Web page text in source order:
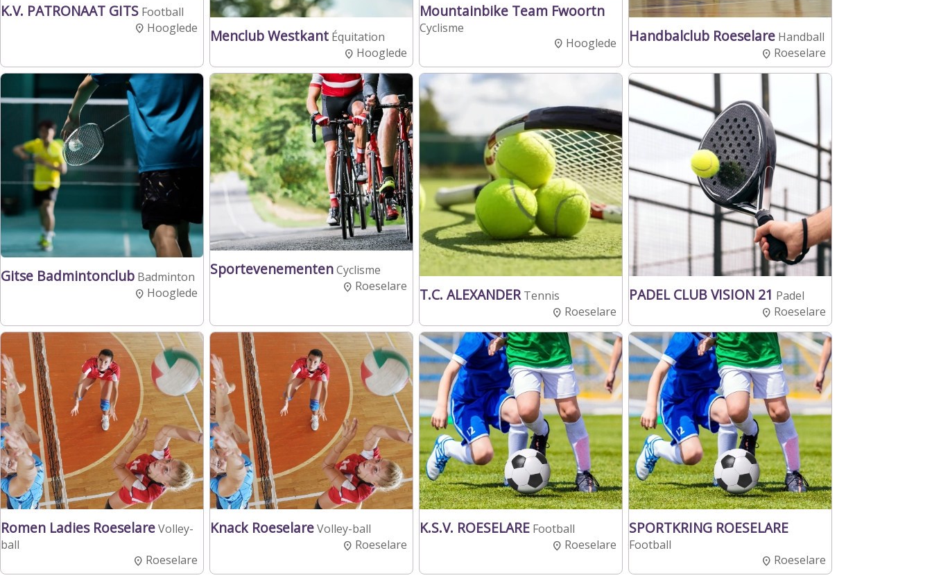
K.V. PATRONAAT GITS Football
Hooglede
Menclub Westkant Équitation
Hooglede
Mountainbike Team Fwoortn
Cyclisme
Hooglede
Handbalclub Roeselare Handball
Roeselare
Gitse Badmintonclub Badminton
Hooglede
SportevenementenCyclisme
Roeselare
T.C. ALEXANDER Tennis
Roeselare
PADEL CLUB VISION 21 Padel
Roeselare
Romen Ladies RoeselareVolley-
ball
Roeselare
Knack RoeselareVolley-ball
Roeselare
K.S.V. ROESELARE Football
Roeselare
SPORTKRING ROESELARE
Football
Roeselare